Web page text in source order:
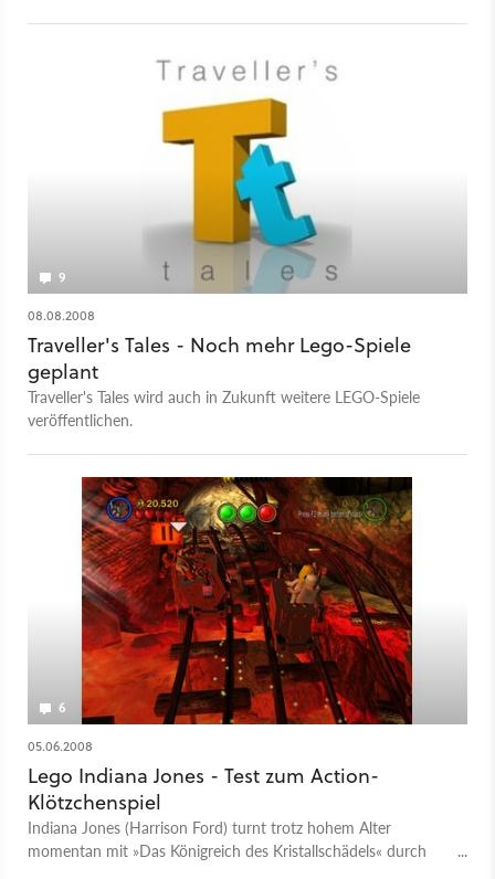
9
08.08.2008
Traveller's Tales - Noch mehr Lego-Spiele
geplant
Traveller's Tales wird auch in Zukunft weitere LEGO-Spiele
veröffentlichen.
6
05.06.2008
Lego Indiana Jones - Test zum Action-
Klötzchenspiel
Indiana Jones (Harrison Ford) turnt trotz hohem Alter
momentan mit »Das Königreich des Kristallschädels« durch